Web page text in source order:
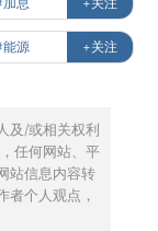
源 +关注
及/或相关权利
任何网站、平
站信息内容转
者个人观点，